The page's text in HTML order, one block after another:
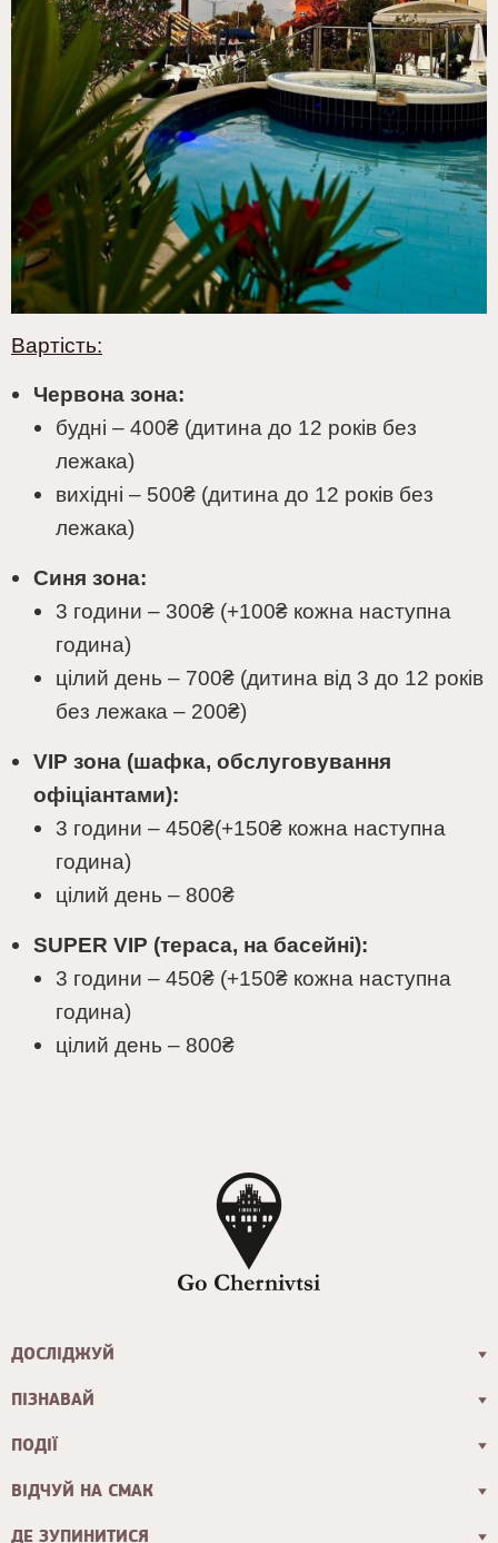
Вартість:
Червона зона:
будні – 400₴ (дитина до 12 років без
лежака)
вихідні – 500₴ (дитина до 12 років без
лежака)
Синя зона:
3 години – 300₴ (+100₴ кожна наступна
година)
цілий день – 700₴ (дитина від 3 до 12 років
без лежака – 200₴)
VIP зона (шафка, обслуговування
офіціантами):
3 години – 450₴(+150₴ кожна наступна
година)
цілий день – 800₴
SUPER VIP (тераса, на басейні):
3 години – 450₴ (+150₴ кожна наступна
година)
цілий день – 800₴
ДОСЛІДЖУЙ
ПІЗНАВАЙ
ПОДІЇ
ВІДЧУЙ НА СМАК
ДЕ ЗУПИНИТИСЯ